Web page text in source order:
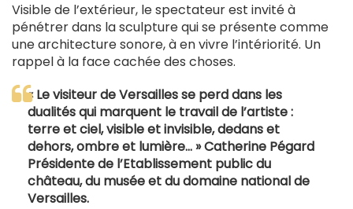
Visible de l’extérieur, le spectateur est invité à
pénétrer dans la sculpture qui se présente comme
une architecture sonore, à en vivre l’intériorité. Un
rappel à la face cachée des choses.
« Le visiteur de Versailles se perd dans les
dualités qui marquent le travail de l’artiste :
terre et ciel, visible et invisible, dedans et
dehors, ombre et lumière… » Catherine Pégard
Présidente de l’Etablissement public du
château, du musée et du domaine national de
Versailles.